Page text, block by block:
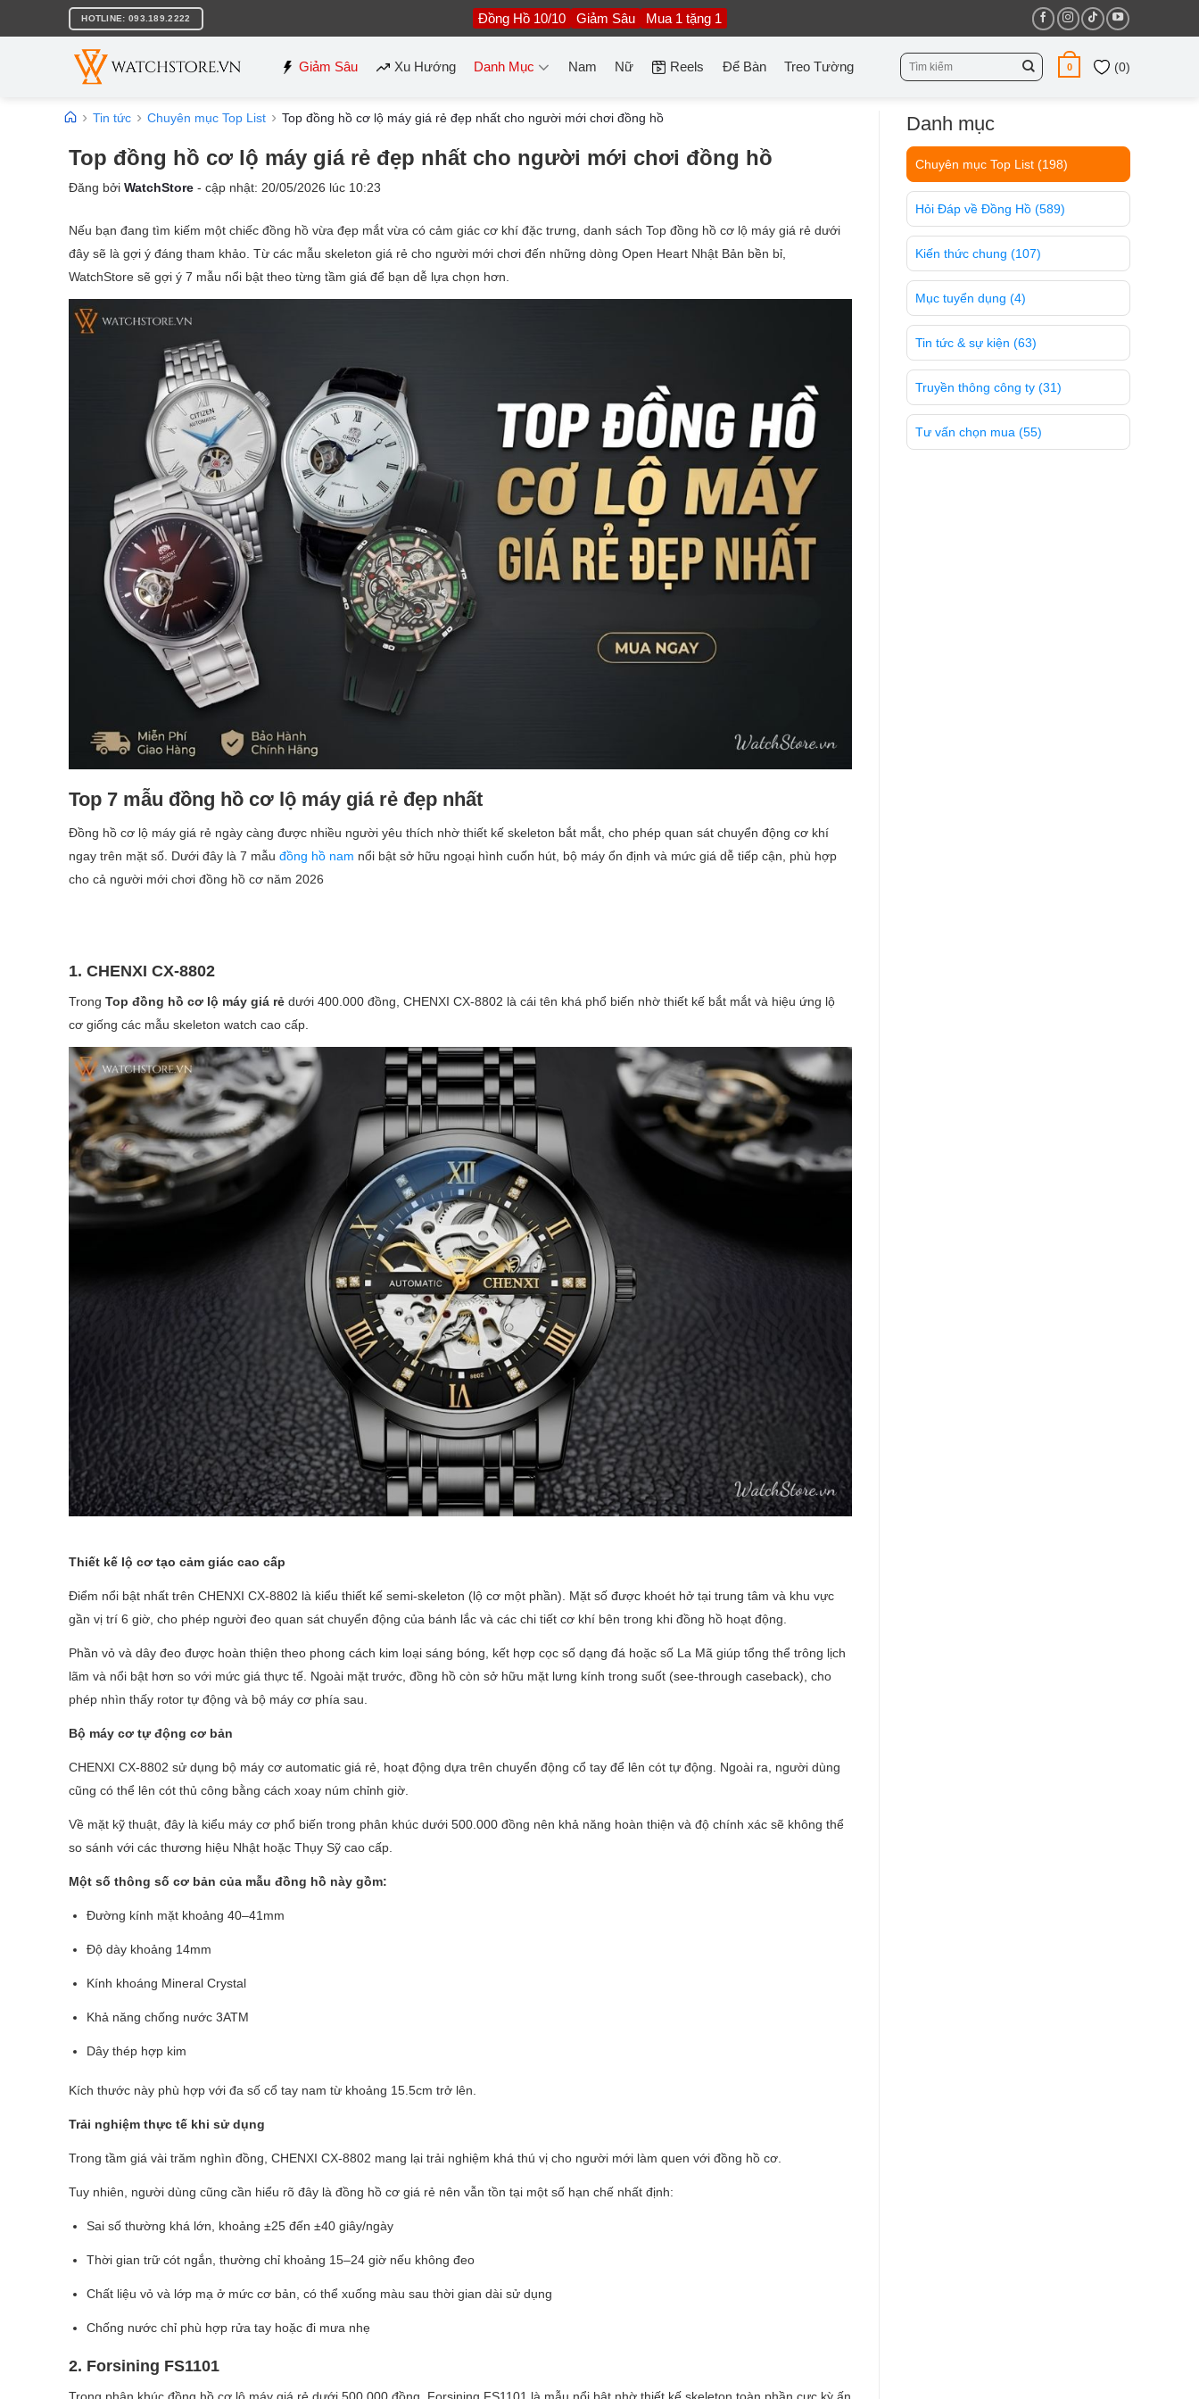
nội
HOTLINE: 093.189.2222 Đồng Hồ 10/10 Giảm Sâu Mua 1 tặng 1
Giảm Sâu Xu Hướng Danh Mục Nam Nữ Reels Để Bàn Treo Tường
Tìm
kiếm:
0 (0)
Tin tức Chuyên mục Top List Top đồng hồ cơ lộ máy giá rẻ đẹp nhất cho người mới chơi đồng hồ
Top đồng hồ cơ lộ máy giá rẻ đẹp nhất cho người mới chơi đồng hồ
Đăng bởi WatchStore - cập nhật: 20/05/2026 lúc 10:23
Nếu bạn đang tìm kiếm một chiếc đồng hồ vừa đẹp mắt vừa có cảm giác cơ khí đặc trưng, danh sách Top đồng hồ cơ lộ máy giá rẻ dưới
đây sẽ là gợi ý đáng tham khảo. Từ các mẫu skeleton giá rẻ cho người mới chơi đến những dòng Open Heart Nhật Bản bền bỉ,
WatchStore sẽ gợi ý 7 mẫu nổi bật theo từng tầm giá để bạn dễ lựa chọn hơn.
Top 7 mẫu đồng hồ cơ lộ máy giá rẻ đẹp nhất
Đồng hồ cơ lộ máy giá rẻ ngày càng được nhiều người yêu thích nhờ thiết kế skeleton bắt mắt, cho phép quan sát chuyển động cơ khí
ngay trên mặt số. Dưới đây là 7 mẫu đồng hồ nam nổi bật sở hữu ngoại hình cuốn hút, bộ máy ổn định và mức giá dễ tiếp cận, phù hợp
cho cả người mới chơi đồng hồ cơ năm 2026
1. CHENXI CX-8802
Trong Top đồng hồ cơ lộ máy giá rẻ dưới 400.000 đồng, CHENXI CX-8802 là cái tên khá phổ biến nhờ thiết kế bắt mắt và hiệu ứng lộ
cơ giống các mẫu skeleton watch cao cấp.
Thiết kế lộ cơ tạo cảm giác cao cấp
Điểm nổi bật nhất trên CHENXI CX-8802 là kiểu thiết kế semi-skeleton (lộ cơ một phần). Mặt số được khoét hở tại trung tâm và khu vực
gần vị trí 6 giờ, cho phép người đeo quan sát chuyển động của bánh lắc và các chi tiết cơ khí bên trong khi đồng hồ hoạt động.
Phần vỏ và dây đeo được hoàn thiện theo phong cách kim loại sáng bóng, kết hợp cọc số dạng đá hoặc số La Mã giúp tổng thể trông lịch
lãm và nổi bật hơn so với mức giá thực tế. Ngoài mặt trước, đồng hồ còn sở hữu mặt lưng kính trong suốt (see-through caseback), cho
phép nhìn thấy rotor tự động và bộ máy cơ phía sau.
Bộ máy cơ tự động cơ bản
CHENXI CX-8802 sử dụng bộ máy cơ automatic giá rẻ, hoạt động dựa trên chuyển động cổ tay để lên cót tự động. Ngoài ra, người dùng
cũng có thể lên cót thủ công bằng cách xoay núm chỉnh giờ.
Về mặt kỹ thuật, đây là kiểu máy cơ phổ biến trong phân khúc dưới 500.000 đồng nên khả năng hoàn thiện và độ chính xác sẽ không thể
so sánh với các thương hiệu Nhật hoặc Thụy Sỹ cao cấp.
Một số thông số cơ bản của mẫu đồng hồ này gồm:
Đường kính mặt khoảng 40–41mm
Độ dày khoảng 14mm
Kính khoáng Mineral Crystal
Khả năng chống nước 3ATM
Dây thép hợp kim
Kích thước này phù hợp với đa số cổ tay nam từ khoảng 15.5cm trở lên.
Trải nghiệm thực tế khi sử dụng
Trong tầm giá vài trăm nghìn đồng, CHENXI CX-8802 mang lại trải nghiệm khá thú vị cho người mới làm quen với đồng hồ cơ.
Tuy nhiên, người dùng cũng cần hiểu rõ đây là đồng hồ cơ giá rẻ nên vẫn tồn tại một số hạn chế nhất định:
Sai số thường khá lớn, khoảng ±25 đến ±40 giây/ngày
Thời gian trữ cót ngắn, thường chỉ khoảng 15–24 giờ nếu không đeo
Chất liệu vỏ và lớp mạ ở mức cơ bản, có thể xuống màu sau thời gian dài sử dụng
Chống nước chỉ phù hợp rửa tay hoặc đi mưa nhẹ
2. Forsining FS1101
Danh mục
Chuyên mục Top List (198)
Hỏi Đáp về Đồng Hồ (589)
Kiến thức chung (107)
Mục tuyển dụng (4)
Tin tức & sự kiện (63)
Truyền thông công ty (31)
Tư vấn chọn mua (55)